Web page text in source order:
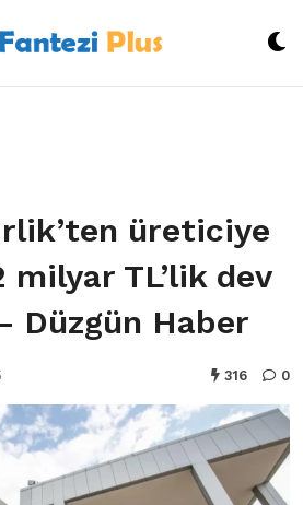
üreticiye
TL’lik dev
Düzgün Haber
316 0